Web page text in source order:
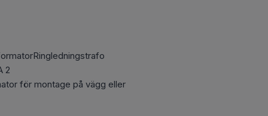
2
för montage på vägg eller